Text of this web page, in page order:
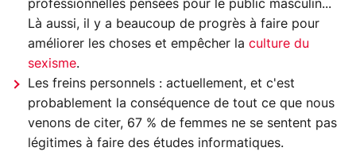
professionnelles pensées pour le public masculin...
Là aussi, il y a beaucoup de progrès à faire pour
améliorer les choses et empêcher la culture du
sexisme.
Les freins personnels : actuellement, et c'est
probablement la conséquence de tout ce que nous
venons de citer, 67 % de femmes ne se sentent pas
légitimes à faire des études informatiques.